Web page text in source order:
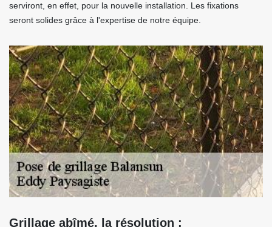
serviront, en effet, pour la nouvelle installation. Les fixations
seront solides grâce à l'expertise de notre équipe.
Grillage abîmé, la résolution :